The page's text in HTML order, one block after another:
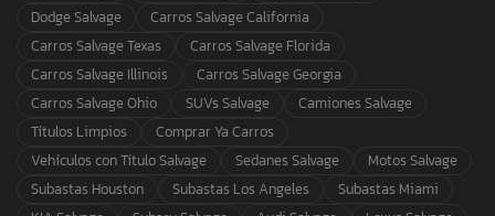
Dodge Salvage
Carros Salvage California
Carros Salvage Texas
Carros Salvage Florida
Carros Salvage Illinois
Carros Salvage Georgia
Carros Salvage Ohio
SUVs Salvage
Camiones Salvage
Títulos Limpios
Comprar Ya Carros
Vehículos con Título Salvage
Sedanes Salvage
Motos Salvage
Subastas Houston
Subastas Los Angeles
Subastas Miami